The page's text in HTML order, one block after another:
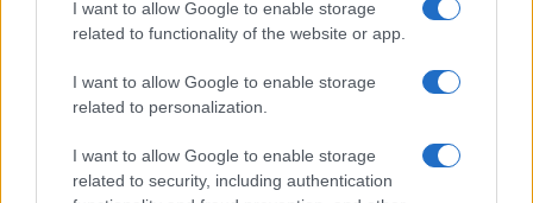
I want to allow Google to enable storage
related to functionality of the website or app.
I want to allow Google to enable storage
related to personalization.
I want to allow Google to enable storage
related to security, including authentication
responsabilità. Abbiamo deciso di fare chiarezza. Lo
studente che, senza giustificato motivo, non si
presenterà all’orale o rifiuterà di rispondere
ripetere l’anno. Atteggiamenti che deliberatamente
lavoro dei commissari e verso la scuola, che è una